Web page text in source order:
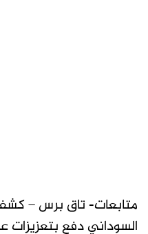
متابعات- تاق برس –
السوداني دفع بتعزيزات